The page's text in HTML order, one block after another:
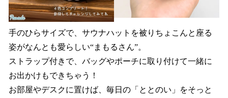
手のひらサイズで、サウナハットを被りちょこんと座る
姿がなんとも愛らしい“まもるさん”。
ストラップ付きで、バッグやポーチに取り付けて一緒に
お出かけもできちゃう！
お部屋やデスクに置けば、毎日の「ととのい」をそっと